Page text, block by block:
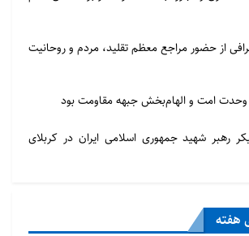
تکنولوژی نه‌تنها دین را از بین نمی‌برد،
را تضعیف کند و انسان را از مسیر درست
از اینترنت با افزایش ایمان و
از حضور مراجع معظم تقلید، مردم و روحانیت
وحدت امت و الهام‌بخش جبهه مقاومت بود
رهبر شهید جمهوری اسلامی ایران در کربلای
هفته